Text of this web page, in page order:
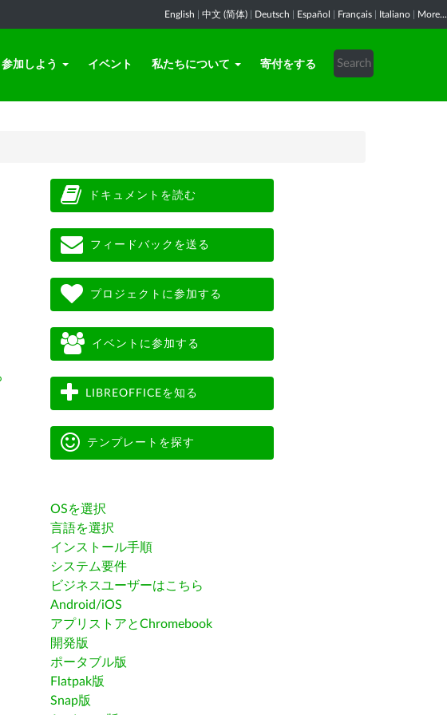
English 中文 (简体) Deutsch Español Français Italiano More...
参加しよう イベント 私たちについて 寄付をする
ドキュメントを読む
フィードバックを送る
プロジェクトに参加する
イベントに参加する
LIBREOFFICEを知る
テンプレートを探す
OSを選択
言語を選択
インストール手順
システム要件
ビジネスユーザーはこちら
Android/iOS
アプリストアとChromebook
開発版
ポータブル版
Flatpak版
Snap版